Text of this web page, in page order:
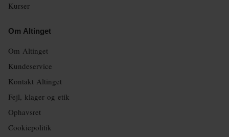
Kurser
Om Altinget
Om Altinget
Kundeservice
Kontakt Altinget
Fejl, klager og etik
Ophavsret
Cookiepolitik